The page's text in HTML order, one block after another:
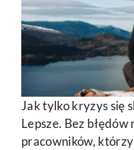
Jak tylko kryzys się
Lepsze. Bez błędów
pracowników,